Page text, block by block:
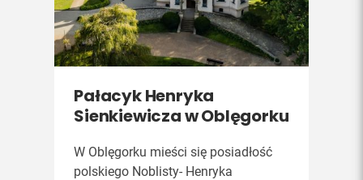
Pałacyk Henryka
Sienkiewicza w Oblęgorku
W Oblęgorku mieści się posiadłość
polskiego Noblisty- Henryka